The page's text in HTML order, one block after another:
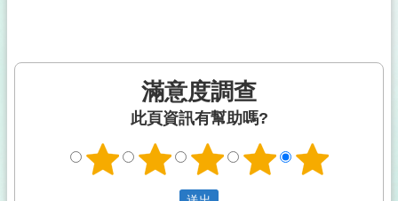
滿意度調查
此頁資訊有幫助嗎?